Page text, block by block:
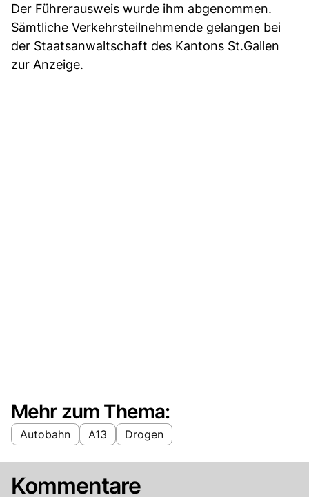
Der Führerausweis wurde ihm abgenommen.
Sämtliche Verkehrsteilnehmende gelangen bei
der Staatsanwaltschaft des Kantons St.Gallen
zur Anzeige.
Mehr zum Thema:
Autobahn A13 Drogen
Kommentare